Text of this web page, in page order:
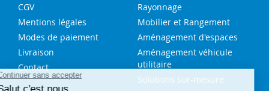
CGV
Mentions légales
Modes de paiement
Livraison
Contact
Rayonnage
Mobilier et Rangement
Aménagement d'espaces
Aménagement véhicule
utilitaire
Solutions sur-mesure